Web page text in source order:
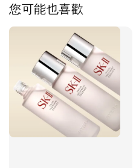
您可能也喜歡